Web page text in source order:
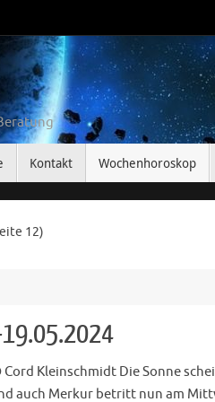
Kontakt Wochenhoroskop
12)
Cord Kleinschmidt Die Sonne
auch Merkur betritt nun am